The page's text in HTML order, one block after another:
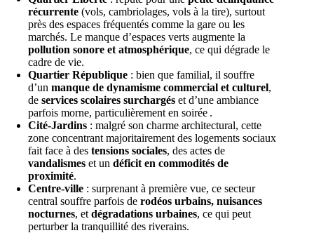
récurrente (vols, cambriolages, vols à la tire), surtout
près des espaces fréquentés comme la gare ou les
marchés. Le manque d’espaces verts augmente la
pollution sonore et atmosphérique, ce qui dégrade le
cadre de vie.
Quartier République : bien que familial, il souffre
d’un manque de dynamisme commercial et culturel,
de services scolaires surchargés et d’une ambiance
parfois morne, particulièrement en soirée .
Cité‑Jardins : malgré son charme architectural, cette
zone concentrant majoritairement des logements sociaux
fait face à des tensions sociales, des actes de
vandalismes et un déficit en commodités de
proximité.
Centre‑ville : surprenant à première vue, ce secteur
central souffre parfois de rodéos urbains, nuisances
nocturnes, et dégradations urbaines, ce qui peut
perturber la tranquillité des riverains.